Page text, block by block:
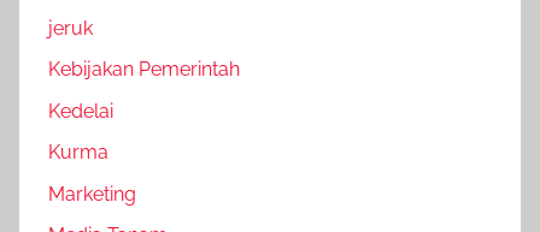
jeruk
Kebijakan Pemerintah
Kedelai
Kurma
Marketing